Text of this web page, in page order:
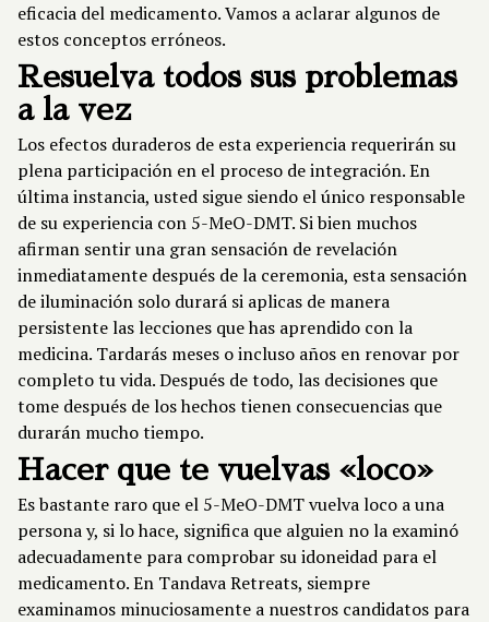
eficacia del medicamento. Vamos a aclarar algunos de
estos conceptos erróneos.
Resuelva todos sus problemas
a la vez
Los efectos duraderos de esta experiencia requerirán su
plena participación en el proceso de integración. En
última instancia, usted sigue siendo el único responsable
de su experiencia con 5-MeO-DMT. Si bien muchos
afirman sentir una gran sensación de revelación
inmediatamente después de la ceremonia, esta sensación
de iluminación solo durará si aplicas de manera
persistente las lecciones que has aprendido con la
medicina. Tardarás meses o incluso años en renovar por
completo tu vida. Después de todo, las decisiones que
tome después de los hechos tienen consecuencias que
durarán mucho tiempo.
Hacer que te vuelvas «loco»
Es bastante raro que el 5-MeO-DMT vuelva loco a una
persona y, si lo hace, significa que alguien no la examinó
adecuadamente para comprobar su idoneidad para el
medicamento. En Tandava Retreats, siempre
examinamos minuciosamente a nuestros candidatos para